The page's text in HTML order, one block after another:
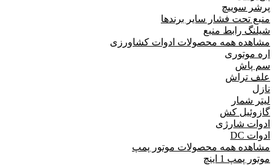
پرشر سوییچ
منبع تحت فشار سایر برندها
شیلنگ رابط منبع
مشاهده همه محصولات ادوات کشاورزی
اره موتوری
سم پاش
علف تراش
نازل
لیتر شمار
گازوئیل کش
ادوات شارژی
ادوات DC
مشاهده همه محصولات موتور پمپ
موتور پمپ 1 اینچ